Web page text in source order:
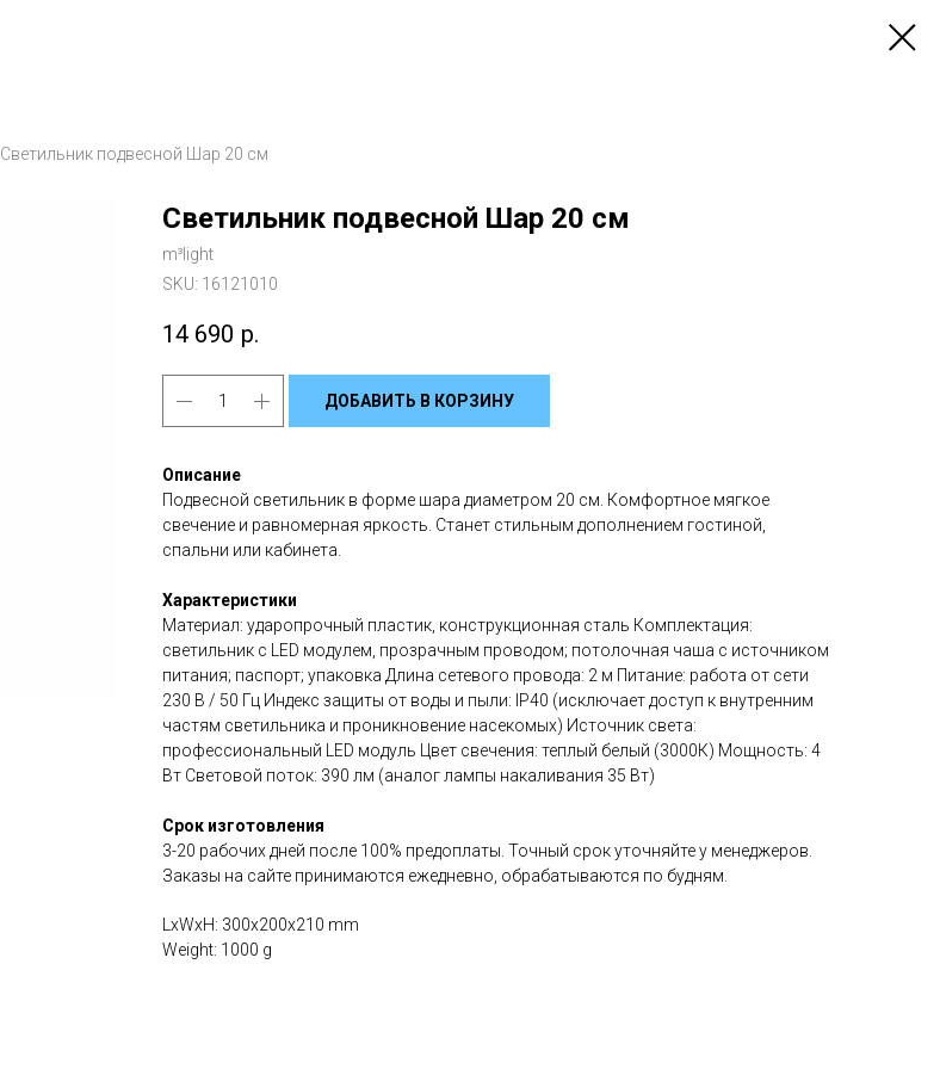
Светильник подвесной Шар 20 см
Светильник подвесной Шар 20 см
m³light
SKU: 16121010
14 690 р.
ДОБАВИТЬ В КОРЗИНУ
Описание
Подвесной светильник в форме шара диаметром 20 см. Комфортное мягкое
свечение и равномерная яркость. Станет стильным дополнением гостиной,
спальни или кабинета.
Характеристики
Материал: ударопрочный пластик, конструкционная сталь Комплектация:
светильник с LED модулем, прозрачным проводом; потолочная чаша с источником
питания; паспорт; упаковка Длина сетевого провода: 2 м Питание: работа от сети
230 В / 50 Гц Индекс защиты от воды и пыли: IP40 (исключает доступ к внутренним
частям светильника и проникновение насекомых) Источник света:
профессиональный LED модуль Цвет свечения: теплый белый (3000К) Мощность: 4
Вт Световой поток: 390 лм (аналог лампы накаливания 35 Вт)
Срок изготовления
3-20 рабочих дней после 100% предоплаты. Точный срок уточняйте у менеджеров.
Заказы на сайте принимаются ежедневно, обрабатываются по будням.
LxWxH: 300x200x210 mm
Weight: 1000 g